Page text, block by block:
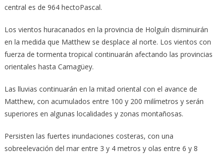
central es de 964 hectoPascal.
Los vientos huracanados en la provincia de Holguín disminuirán
en la medida que Matthew se desplace al norte. Los vientos con
fuerza de tormenta tropical continuarán afectando las provincias
orientales hasta Camagüey.
Las lluvias continuarán en la mitad oriental con el avance de
Matthew, con acumulados entre 100 y 200 milímetros y serán
superiores en algunas localidades y zonas montañosas.
Persisten las fuertes inundaciones costeras, con una
sobreelevación del mar entre 3 y 4 metros y olas entre 6 y 8